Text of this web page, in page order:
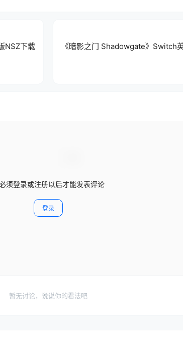
NSZ下载
《暗影之门 Shadowgate》Switch
须登录或注册以后才能发表评论
登录
暂无讨论，说说你的看法吧